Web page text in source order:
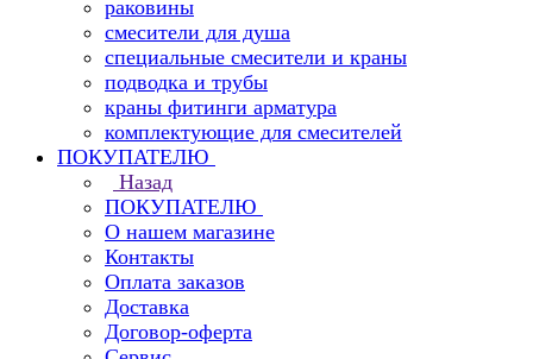
раковины
смесители для душа
специальные смесители и краны
подводка и трубы
краны фитинги арматура
комплектующие для смесителей
ПОКУПАТЕЛЮ
Назад
ПОКУПАТЕЛЮ
О нашем магазине
Контакты
Оплата заказов
Доставка
Договор-оферта